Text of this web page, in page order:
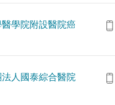
學院附設醫院癌
人國泰綜合醫院